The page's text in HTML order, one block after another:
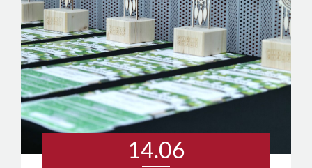
14.06